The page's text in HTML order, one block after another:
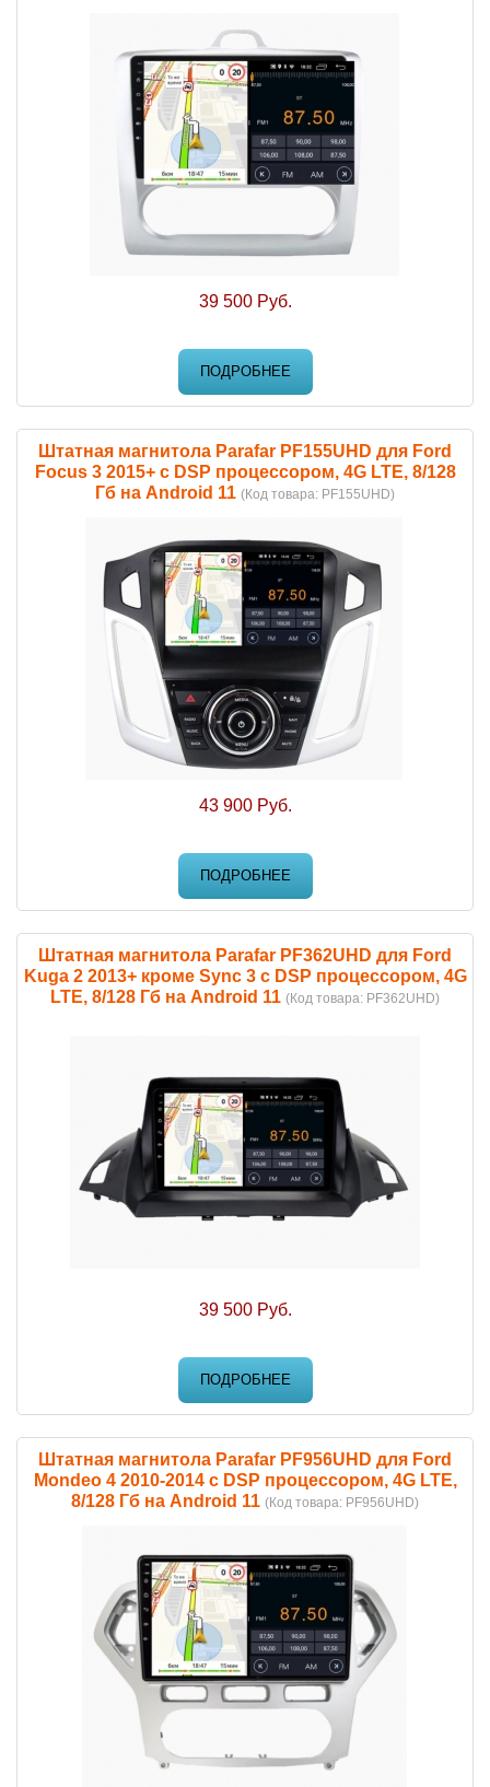
39 500 Руб.
ПОДРОБНЕЕ
Штатная магнитола Parafar PF155UHD для Ford
Focus 3 2015+ c DSP процессором, 4G LTE, 8/128
Гб на Android 11 (Код товара: PF155UHD)
43 900 Руб.
ПОДРОБНЕЕ
Штатная магнитола Parafar PF362UHD для Ford
Kuga 2 2013+ кроме Sync 3 c DSP процессором, 4G
LTE, 8/128 Гб на Android 11 (Код товара: PF362UHD)
39 500 Руб.
ПОДРОБНЕЕ
Штатная магнитола Parafar PF956UHD для Ford
Mondeo 4 2010-2014 c DSP процессором, 4G LTE,
8/128 Гб на Android 11 (Код товара: PF956UHD)